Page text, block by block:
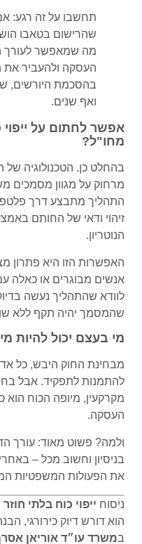
תחשבו על זה רגע:
שהרישום בטאבו
מה שמאפשר לעורך
העסקה ולהעביר את
בהסכמת היורשים,
ואף שנים.
אפשר לחתום על
מחו"ל?
בהחלט כן. הטכנולוגיה
מרחוק על מגוון מסמכים
התהליך מתבצע דרך
זיהוי ודאי של החותם
הנוטריון.
האפשרות הזו היא פתרון
אנשים מבוגרים או כאלה
לוודא שהתהליך נעשה
שהמסמך יהיה תקף ללא
מי בעצם יכול להיות
מבחינת החוק היבש, כל
להתמנות לתפקיד. אבל
מקרקעין, מיופה הכוח
העסקה.
ולמה? פשוט מאוד: עורך
בניסיון וחשוב מכל –
את הפעולות המשפטיות
ניסוח ייפוי כוח בלתי חוזר
הוא דורש דיוק כירורגי,
במשרד עו״ד אוריאן